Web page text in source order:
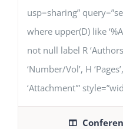
usp=sharing”
where upper(D) like
not null label R
‘Number/Vol’, H
‘Attachment'”